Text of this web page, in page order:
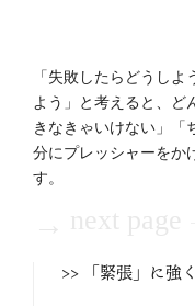
「失敗したらどうし
よう」と考えると、ど
きなきゃいけない」「
分にプレッシャーをか
す。
>> 「緊張」に強